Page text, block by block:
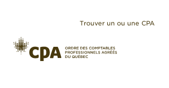
Trouver un ou une CPA